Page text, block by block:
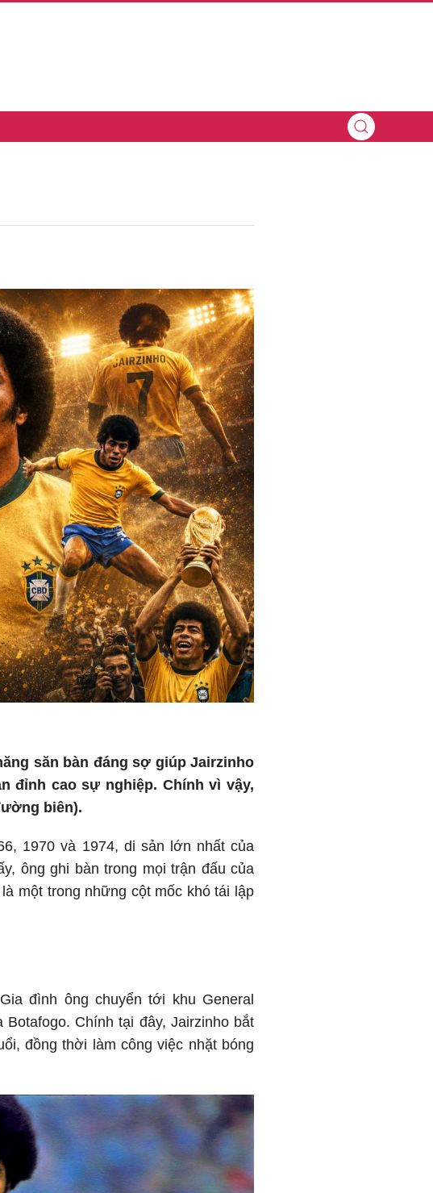
săn bàn đáng sợ giúp Jairzinho
đỉnh cao sự nghiệp. Chính vì vậy,
biên).
1970 và 1974, di sản lớn nhất của
ông ghi bàn trong mọi trận đấu của
một trong những cột mốc khó tái lập
đình ông chuyển tới khu General
Chính tại đây, Jairzinho bắt
đồng thời làm công việc nhặt bóng